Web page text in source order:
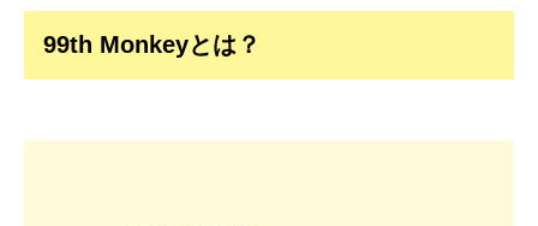
99th Monkeyとは？